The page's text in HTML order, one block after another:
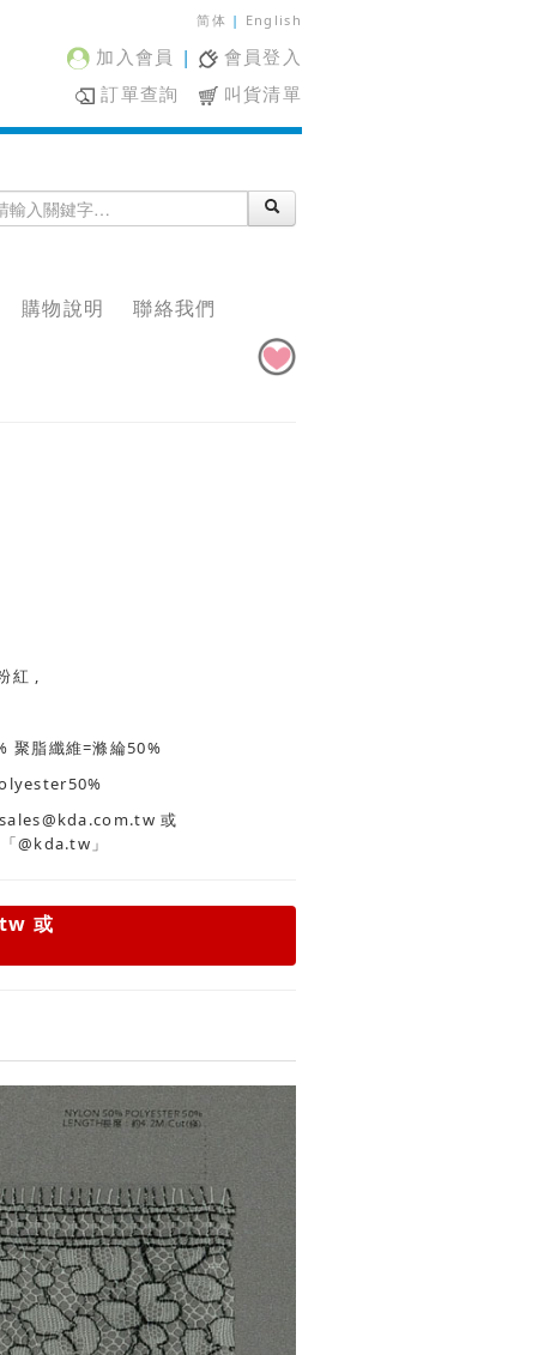
简体 | English
加入會員 |
會員登入
訂單查詢
叫貨清單
購物說明 聯絡我們
白色 , 藍色 , 粉紅 ,
聚脂纖維=滌綸50%
sales@kda.com.tw或
@kda.tw」
或